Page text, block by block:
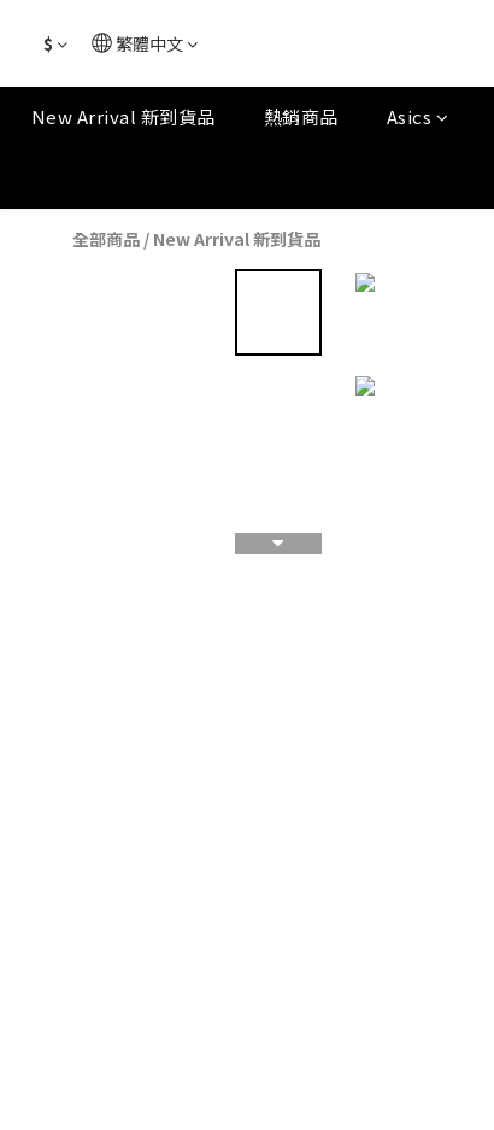
$ 繁體中文
New Arrival 新到貨品 熱銷商品 Asics
全部商品 / New Arrival 新到貨品